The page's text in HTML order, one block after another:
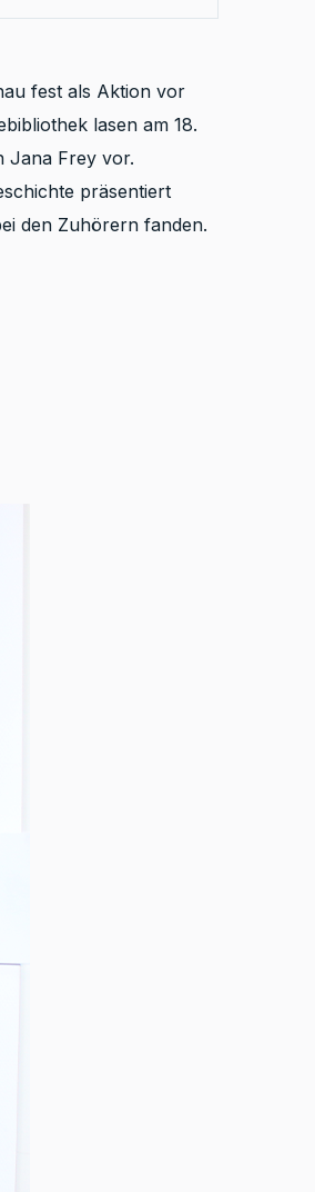
fest als Aktion vor
lasen am 18.
Jana Frey vor.
präsentiert
den Zuhörern fanden.